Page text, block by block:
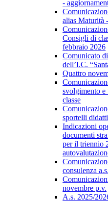
-
alias Maturità
Consigli di
febbraio 2026
Comunicato
dell’I.C.
Quattro
svolgimento e
classe
sportelli
Indicazioni
documenti
per il triennio
consulenza
novembre p.v.
A.s. 2025/